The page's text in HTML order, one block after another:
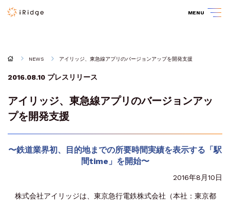
MENU
NEWS アイリッジ、東急線アプリのバージョンアップを開発支援
2016.08.10 プレスリリース
アイリッジ、東急線アプリのバージョンアッ
プを開発支援
〜鉄道業界初、目的地までの所要時間実績を表示する「駅
間time」を開始〜
2016年8月10日
株式会社アイリッジは、東京急行電鉄株式会社（本社：東京都